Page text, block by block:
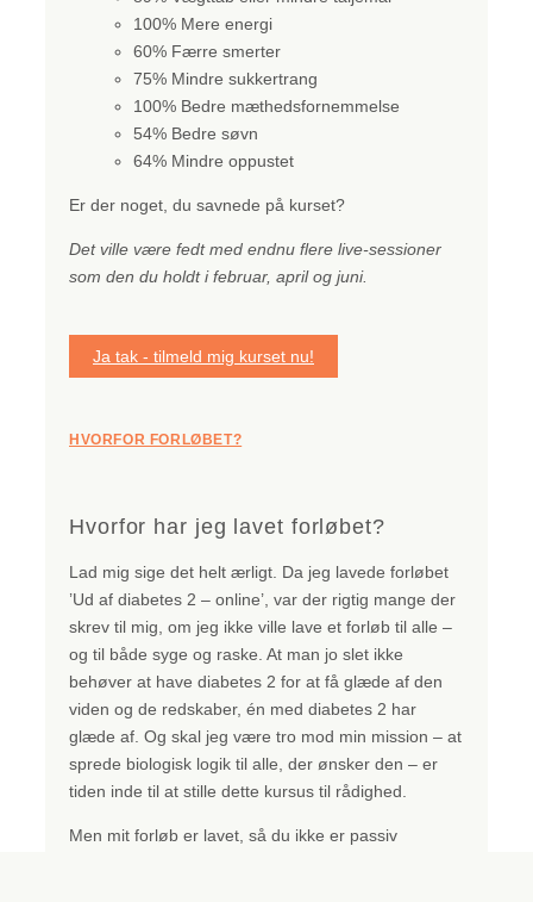
100% Mere energi
60% Færre smerter
75% Mindre sukkertrang
100% Bedre mæthedsfornemmelse
54% Bedre søvn
64% Mindre oppustet
Er der noget, du savnede på kurset?
Det ville være fedt med endnu flere live-sessioner
som den du holdt i februar, april og juni.
Ja tak - tilmeld mig kurset nu!
HVORFOR FORLØBET?
Hvorfor har jeg lavet forløbet?
Lad mig sige det helt ærligt. Da jeg lavede forløbet
’Ud af diabetes 2 – online’, var der rigtig mange der
skrev til mig, om jeg ikke ville lave et forløb til alle –
og til både syge og raske. At man jo slet ikke
behøver at have diabetes 2 for at få glæde af den
viden og de redskaber, én med diabetes 2 har
glæde af. Og skal jeg være tro mod min mission – at
sprede biologisk logik til alle, der ønsker den – er
tiden inde til at stille dette kursus til rådighed.
Men mit forløb er lavet, så du ikke er passiv